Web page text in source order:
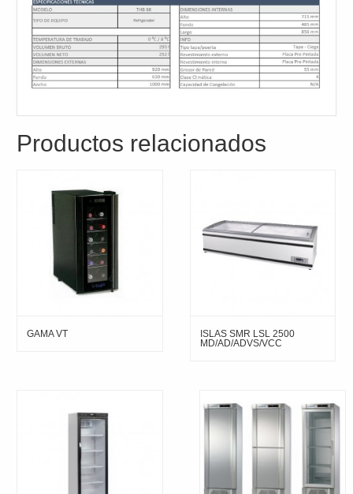
Productos relacionados
GAMA VT
ISLAS SMR LSL 2500
MD/AD/ADVS/VCC